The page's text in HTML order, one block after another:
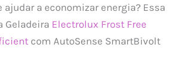
ajudar a economizar energia? Essa
Geladeira Electrolux Frost Free
com AutoSense SmartBivolt